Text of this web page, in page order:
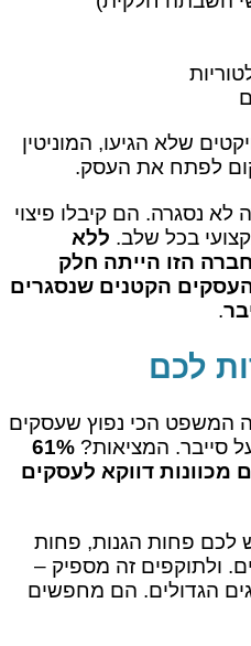
שלא הגיעו, המוניטין
לפתח את העסק.
נסגרה. הם קיבלו פיצוי
בכל שלב. ללא
הזו הייתה חלק
של 60% העסקים הקטנים שנסגרים
.
לכם
המשפט הכי נפוץ שעסקים
סייבר. המציאות? 61%
דווקא לעסקים
לכם פחות הגנות, פחות
ולתוקפים זה מספיק –
הגדולים. הם מחפשים